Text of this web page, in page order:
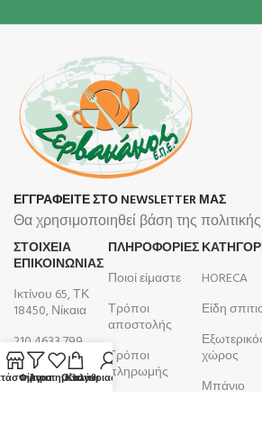
ΕΓΓΡΑΦΕΙΤΕ ΣΤΟ NEWSLETTER ΜΑΣ
Θα χρησιμοποιηθεί βάση της
ΣΤΟΙΧΕΙΑ
ΕΠΙΚΟΙΝΩΝΙΑΣ
Ικτίνου 65, ΤΚ
18450, Νίκαια
210 4633 799
Δευτέρα -
Παρασκευή
ΠΛΗΡΟΦΟΡΊΕΣ
Ποιοί είμαστε
Τρόποι
αποστολής
Τρόποι
πληρωμής
HORECA
Είδη
χώρος
Μπάνιο
Φίλτρα
ΑγαπημέναΚαλάθι
Ο λογαριασμός μου